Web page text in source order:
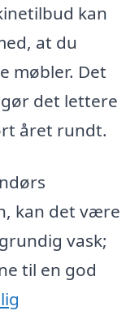
kan
at du
møbler. Det
det lettere
året rundt.
kan det være
vask;
til en god